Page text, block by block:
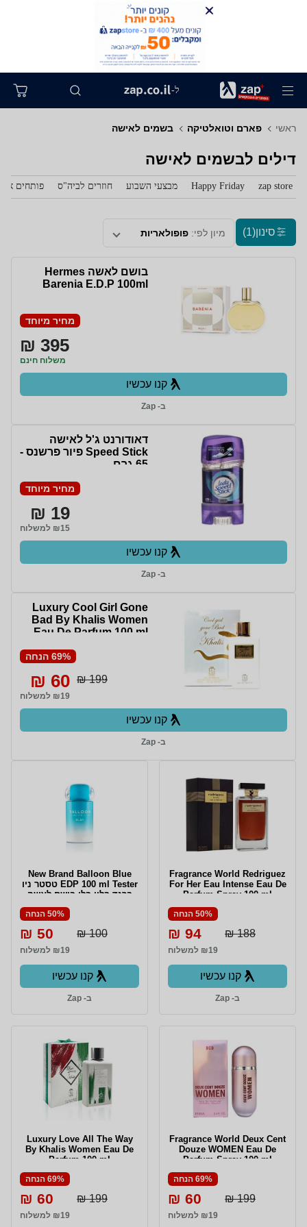
ל-
ראשי פארם וטואלטיקה בשמים לאישה
דילים לבשמים לאישה
zap store
Happy Friday מבצעי השבוע חוזרים לביה"ס פותחים את
סינון(1) מיון לפי: פופולאריות
בושם לאשה Hermes
Barenia E.D.P 100ml
מחיר מיוחד
395 ₪
משלוח חינם
קנו עכשיו
ב- Zap
דאודורנט ג'ל לאישה
Speed Stick פיור פרשנס -
65 גרם
מחיר מיוחד
19 ₪
₪15 למשלוח
קנו עכשיו
ב- Zap
Luxury Cool Girl Gone
Bad By Khalis Women
Eau De Parfum 100 ml
69% הנחה
199 ₪
60 ₪
₪19 למשלוח
קנו עכשיו
ב- Zap
Fragrance World Redriguez
For Her Eau Intense Eau De
Parfum Spray 100 ml
50% הנחה
188 ₪
94 ₪
₪19 למשלוח
קנו עכשיו
ב- Zap
New Brand Balloon Blue
EDP 100 ml Tester טסטר ניו
ברנד בלון בלו בושם לאשה
50% הנחה
100 ₪
50 ₪
₪19 למשלוח
קנו עכשיו
ב- Zap
Fragrance World Deux Cent
Douze WOMEN Eau De
Parfum Spray 100 ml
69% הנחה
199 ₪
60 ₪
₪19 למשלוח
Luxury Love All The Way
By Khalis Women Eau De
Parfum 100 ml
69% הנחה
199 ₪
60 ₪
₪19 למשלוח